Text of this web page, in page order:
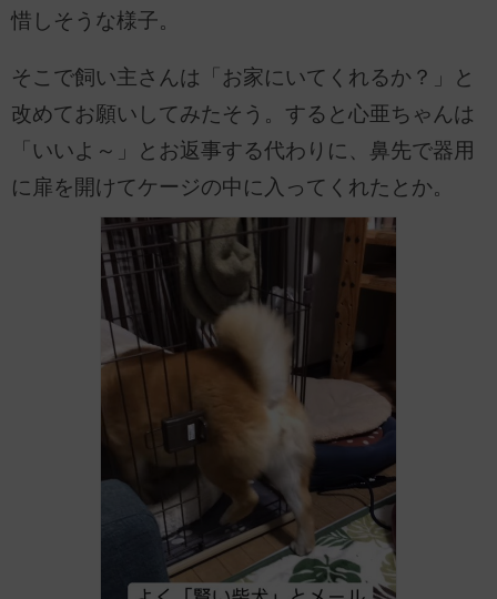
惜しそうな様子。
そこで飼い主さんは「お家にいてくれるか？」と
改めてお願いしてみたそう。すると心亜ちゃんは
「いいよ～」とお返事する代わりに、鼻先で器用
に扉を開けてケージの中に入ってくれたとか。